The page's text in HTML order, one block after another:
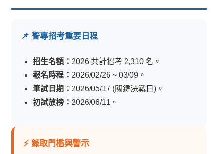
📌 警專招考重要日程
招生名額： 2026 共計招考 2,310 名。
報名時程： 2026/02/26 ~ 03/09。
筆試日期： 2026/05/17 (關鍵決戰日)。
初試放榜： 2026/06/11。
⚡ 錄取門檻與警示